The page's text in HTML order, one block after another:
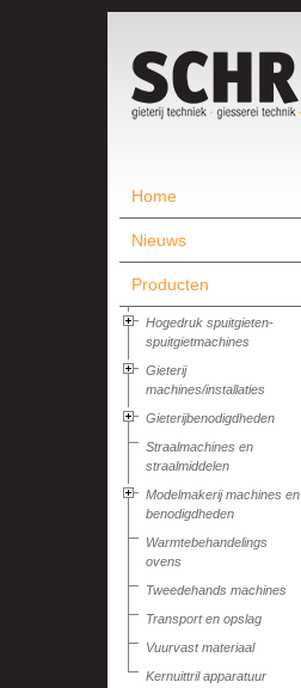
Home
Nieuws
Producten
Hogedruk spuitgieten-
spuitgietmachines
Gieterij
machines/installaties
Gieterijbenodigdheden
Straalmachines en
straalmiddelen
Modelmakerij machines en
benodigdheden
Warmtebehandelings
ovens
Tweedehands machines
Transport en opslag
Vuurvast materiaal
Kernuittril apparatuur